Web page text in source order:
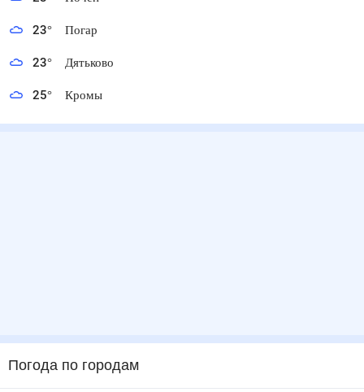
23° Погар
23° Дятьково
25° Кромы
Погода по городам